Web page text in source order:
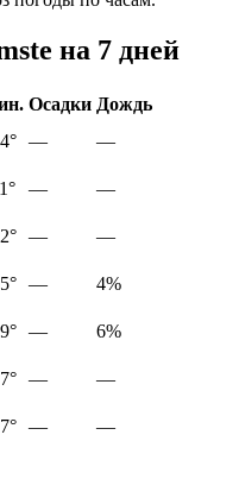
на 7 дней
Осадки Дождь
—
—
—
—
—
—
—
4%
—
6%
—
—
— —